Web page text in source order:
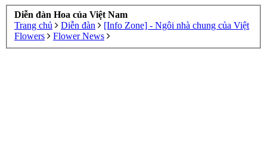
Diễn đàn Hoa của Việt Nam
Trang chủ
Diễn đàn
[Info Zone] - Ngôi nhà chung của Việt
Flowers
Flower News